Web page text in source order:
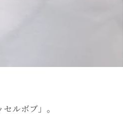
ルボブ」。